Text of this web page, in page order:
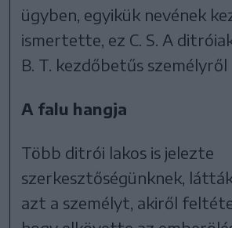
ügyben, egyikük nevének
ismertette, ez C. S. A
B. T. kezdőbetűs személyről
A falu hangja
Több ditrói lakos is jelezte
szerkesztőségünknek,
azt a személyt, akiről